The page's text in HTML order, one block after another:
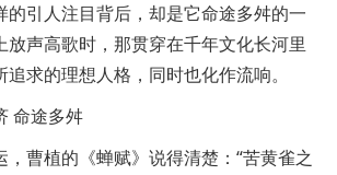
的引人注目背后，却是它命途多舛的一
放声高歌时，那贯穿在千年文化长河里
求的理想人格，同时也化作流响。
途多舛
曹植的《蝉赋》说得清楚：“苦黄雀之